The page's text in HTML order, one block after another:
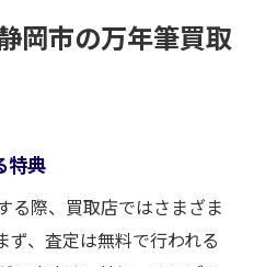
岡市の万年筆買取
特典
る際、買取店ではさまざま
ず、査定は無料で行われる